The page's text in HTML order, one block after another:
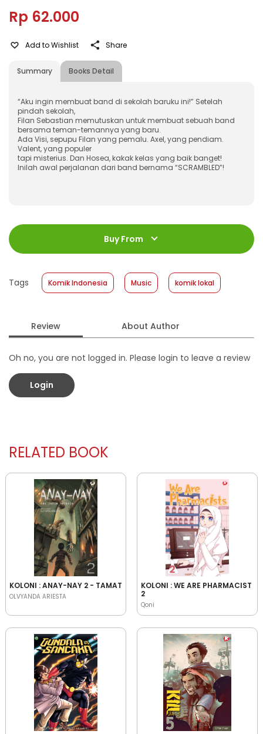
Rp 62.000
Summary Books Detail
Add to Wishlist Share
“Aku ingin membuat band di sekolah baruku ini!” Setelah
pindah sekolah,
Filan Sebastian memutuskan untuk membuat sebuah band
bersama teman-temannya yang baru.
Ada Visi, sepupu Filan yang pemalu. Axel, yang pendiam.
Valent, yang populer
tapi misterius. Dan Hosea, kakak kelas yang baik banget!
Inilah awal perjalanan dari band bernama “SCRAMBLED”!
ISBN :
978-602-428-270-7
212 halaman
Size
:
13,2 cm x 20 cm
Format
: Softcover
Buy From
Tags Komik Indonesia Music komik lokal
Review About Author
Oh no, you are not logged in. Please login to leave a review
Login
RELATED BOOK
KOLONI : ANAY-NAY 2 - TAMAT
OLVYANDA ARIESTA
KOLONI : WE ARE PHARMACIST
2
Qoni